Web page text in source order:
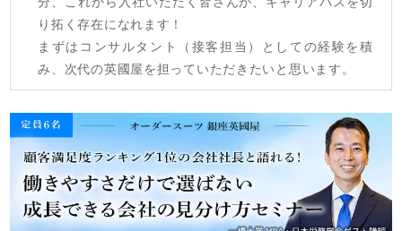
り拓く存在になれます！
まずはコンサルタント（接客担当）としての経験を積
み、次代の英國屋を担っていただきたいと思います。